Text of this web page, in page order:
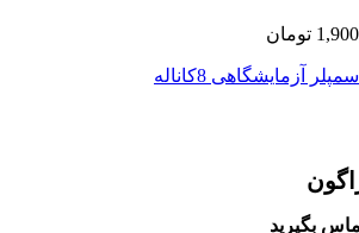
تومان
بگیرید